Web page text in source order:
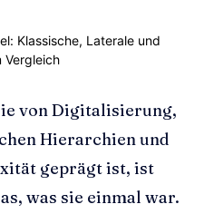
von Digitalisierung,
Hierarchien und
geprägt ist, ist
was sie einmal war.